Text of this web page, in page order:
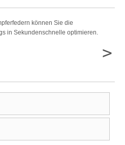
können Sie die
in Sekundenschnelle optimieren.
>